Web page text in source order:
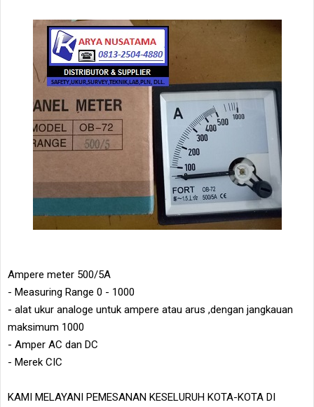
Ampere meter 500/5A
- Measuring Range 0 - 1000
- alat ukur analoge untuk ampere atau arus ,dengan jangkauan
maksimum 1000
- Amper AC dan DC
- Merek CIC
KAMI MELAYANI PEMESANAN KESELURUH KOTA-KOTA DI